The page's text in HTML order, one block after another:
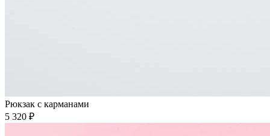
Рюкзак с карманами
5 320 ₽